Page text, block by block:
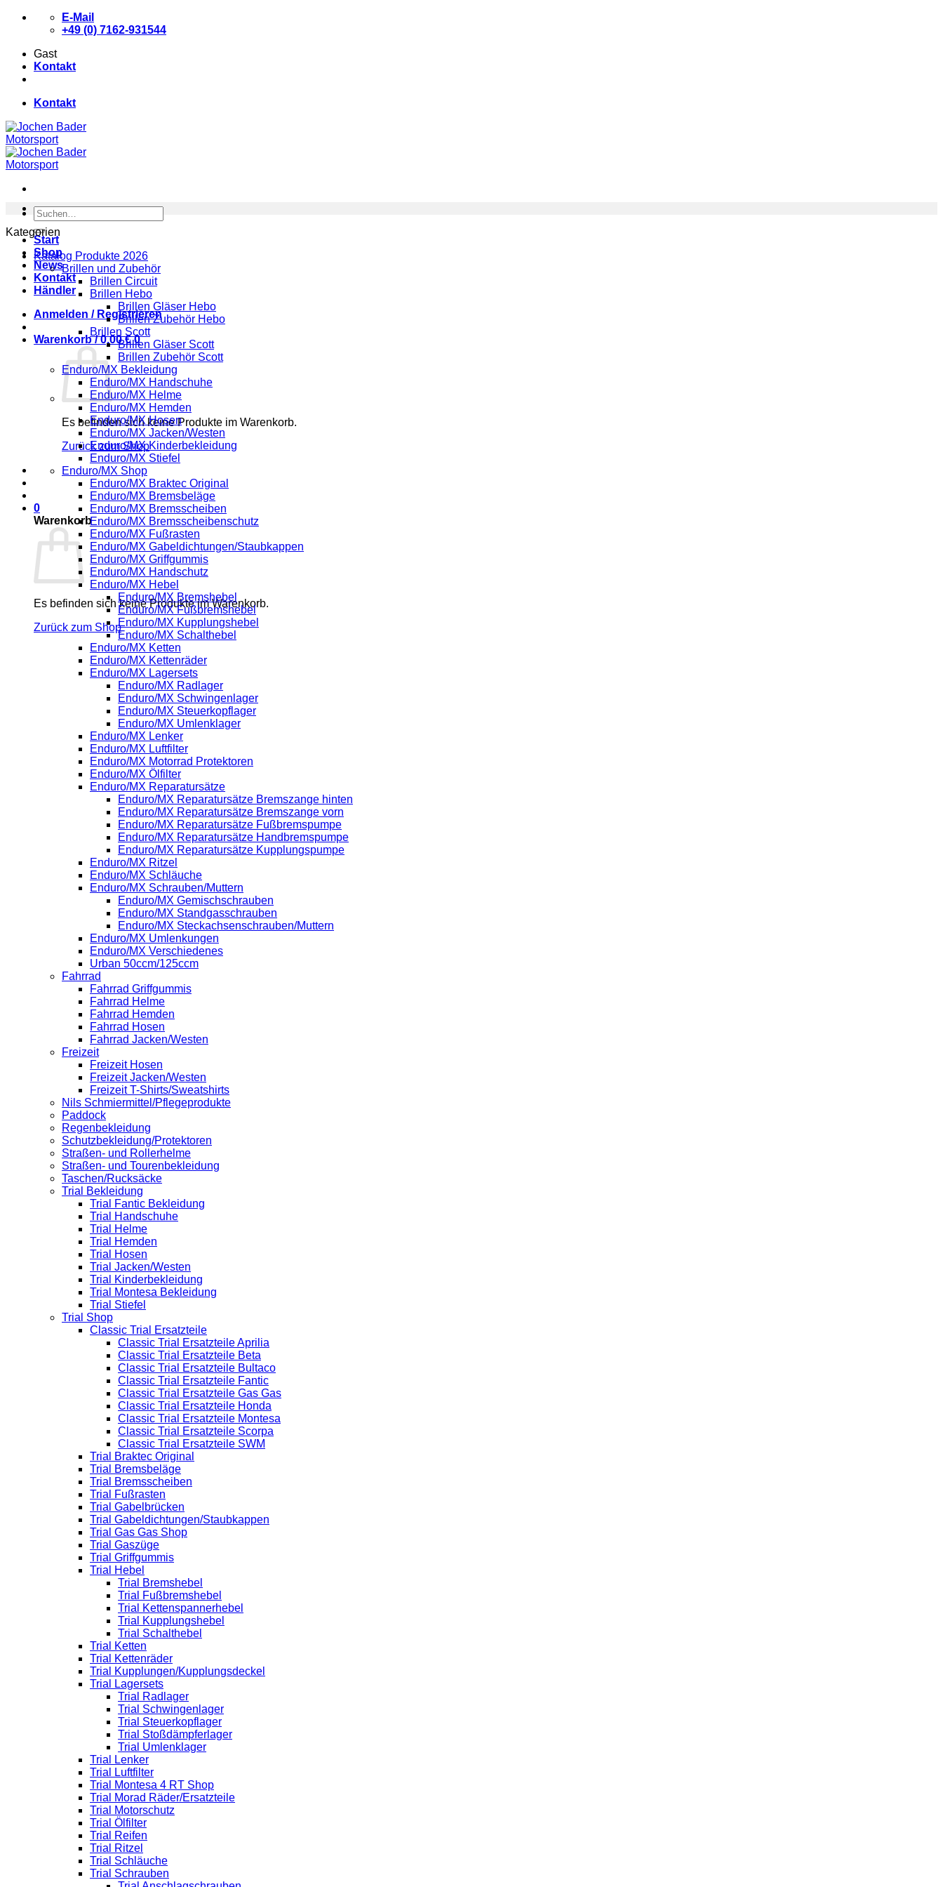
Zum
E-Mail
+49 (0) 7162-931544
Gast
Kontakt
Kontakt
Suchen
nach:
Start
Shop
News
Kontakt
Händler
Anmelden / Registrieren
Warenkorb /0,00€ 0
Es befinden sich keine Produkte im Warenkorb.
Zurück zum Shop
0
Warenkorb
Es befinden sich keine Produkte im Warenkorb.
Zurück zum Shop
Kategorien
Katalog Produkte 2026
Brillen und Zubehör
Brillen Circuit
Brillen Hebo
Brillen Gläser Hebo
Brillen Zubehör Hebo
Brillen Scott
Brillen Gläser Scott
Brillen Zubehör Scott
Enduro/MX Bekleidung
Enduro/MX Handschuhe
Enduro/MX Helme
Enduro/MX Hemden
Enduro/MX Hosen
Enduro/MX Jacken/Westen
Enduro/MX Kinderbekleidung
Enduro/MX Stiefel
Enduro/MX Shop
Enduro/MX Braktec Original
Enduro/MX Bremsbeläge
Enduro/MX Bremsscheiben
Enduro/MX Bremsscheibenschutz
Enduro/MX Fußrasten
Enduro/MX Gabeldichtungen/Staubkappen
Enduro/MX Griffgummis
Enduro/MX Handschutz
Enduro/MX Hebel
Enduro/MX Bremshebel
Enduro/MX Fußbremshebel
Enduro/MX Kupplungshebel
Enduro/MX Schalthebel
Enduro/MX Ketten
Enduro/MX Kettenräder
Enduro/MX Lagersets
Enduro/MX Radlager
Enduro/MX Schwingenlager
Enduro/MX Steuerkopflager
Enduro/MX Umlenklager
Enduro/MX Lenker
Enduro/MX Luftfilter
Enduro/MX Motorrad Protektoren
Enduro/MX Ölfilter
Enduro/MX Reparatursätze
Enduro/MX Reparatursätze Bremszange hinten
Enduro/MX Reparatursätze Bremszange vorn
Enduro/MX Reparatursätze Fußbremspumpe
Enduro/MX Reparatursätze Handbremspumpe
Enduro/MX Reparatursätze Kupplungspumpe
Enduro/MX Ritzel
Enduro/MX Schläuche
Enduro/MX Schrauben/Muttern
Enduro/MX Gemischschrauben
Enduro/MX Standgasschrauben
Enduro/MX Steckachsenschrauben/Muttern
Enduro/MX Umlenkungen
Enduro/MX Verschiedenes
Urban 50ccm/125ccm
Fahrrad
Fahrrad Griffgummis
Fahrrad Helme
Fahrrad Hemden
Fahrrad Hosen
Fahrrad Jacken/Westen
Freizeit
Freizeit Hosen
Freizeit Jacken/Westen
Freizeit T-Shirts/Sweatshirts
Nils Schmiermittel/Pflegeprodukte
Paddock
Regenbekleidung
Schutzbekleidung/Protektoren
Straßen- und Rollerhelme
Straßen- und Tourenbekleidung
Taschen/Rucksäcke
Trial Bekleidung
Trial Fantic Bekleidung
Trial Handschuhe
Trial Helme
Trial Hemden
Trial Hosen
Trial Jacken/Westen
Trial Kinderbekleidung
Trial Montesa Bekleidung
Trial Stiefel
Trial Shop
Classic Trial Ersatzteile
Classic Trial Ersatzteile Aprilia
Classic Trial Ersatzteile Beta
Classic Trial Ersatzteile Bultaco
Classic Trial Ersatzteile Fantic
Classic Trial Ersatzteile Gas Gas
Classic Trial Ersatzteile Honda
Classic Trial Ersatzteile Montesa
Classic Trial Ersatzteile Scorpa
Classic Trial Ersatzteile SWM
Trial Braktec Original
Trial Bremsbeläge
Trial Bremsscheiben
Trial Fußrasten
Trial Gabelbrücken
Trial Gabeldichtungen/Staubkappen
Trial Gas Gas Shop
Trial Gaszüge
Trial Griffgummis
Trial Hebel
Trial Bremshebel
Trial Fußbremshebel
Trial Kettenspannerhebel
Trial Kupplungshebel
Trial Schalthebel
Trial Ketten
Trial Kettenräder
Trial Kupplungen/Kupplungsdeckel
Trial Lagersets
Trial Radlager
Trial Schwingenlager
Trial Steuerkopflager
Trial Stoßdämpferlager
Trial Umlenklager
Trial Lenker
Trial Luftfilter
Trial Montesa 4 RT Shop
Trial Morad Räder/Ersatzteile
Trial Motorschutz
Trial Ölfilter
Trial Reifen
Trial Ritzel
Trial Schläuche
Trial Schrauben